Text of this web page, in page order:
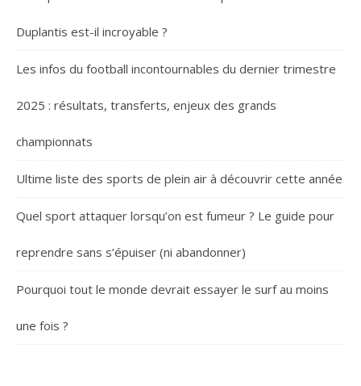
Duplantis est-il incroyable ?
Les infos du football incontournables du dernier trimestre
2025 : résultats, transferts, enjeux des grands
championnats
Ultime liste des sports de plein air à découvrir cette année
Quel sport attaquer lorsqu’on est fumeur ? Le guide pour
reprendre sans s’épuiser (ni abandonner)
Pourquoi tout le monde devrait essayer le surf au moins
une fois ?